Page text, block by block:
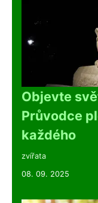
Objevte
Průvodce
každého
zvířata
08. 09. 2025